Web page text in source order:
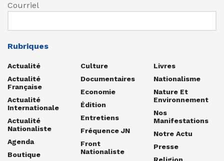
Courriel
Rubriques
Actualité
Actualité
Française
Actualité
Internationale
Actualité
Nationaliste
Agenda
Boutique
Culture
Documentaires
Economie
Édition
Entretiens
Fréquence JN
Front
Nationaliste
Livres
Nationalisme
Nature Et
Environnement
Nos
Manifestations
Notre Actu
Presse